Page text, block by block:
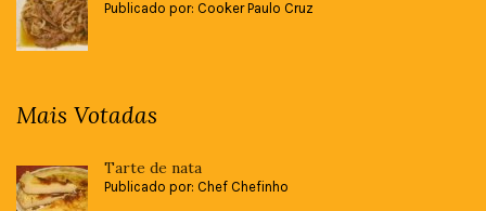
Publicado por: Cooker Paulo Cruz
Mais Votadas
Tarte de nata
Publicado por: Chef Chefinho